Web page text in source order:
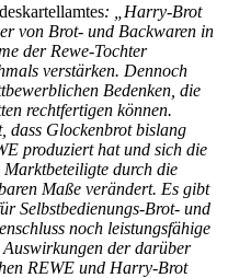
: „Harry-Brot
von Brot- und Backwaren in
der Rewe-Tochter
verstärken. Dennoch
Bedenken, die
rechtfertigen können.
dass Glockenbrot bislang
produziert hat und sich die
durch die
Maße verändert. Es gibt
Selbstbedienungs-Brot- und
noch leistungsfähige
der darüber
REWE und Harry-Brot